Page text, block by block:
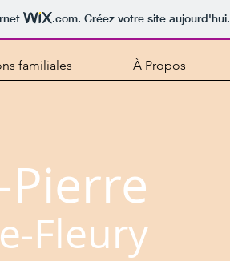
.com. Créez votre site aujourd'hui.
Fleury
familiales À Propos